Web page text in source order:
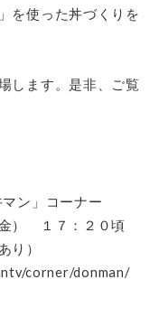
を使った丼づくりを
します。是非、ご覧
ン」コーナー
） １７：２０頃
り）
corner/donman/